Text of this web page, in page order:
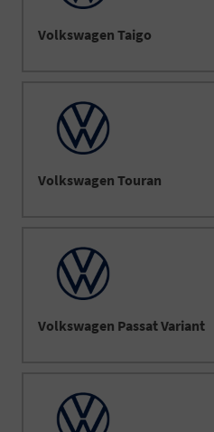
Volkswagen Taigo
Volkswagen Touran
Volkswagen Passat Variant